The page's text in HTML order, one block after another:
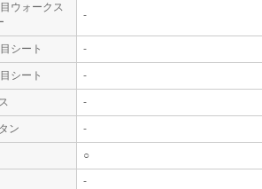
ウォークス
-
シート -
シート -
-
ン -
○
-